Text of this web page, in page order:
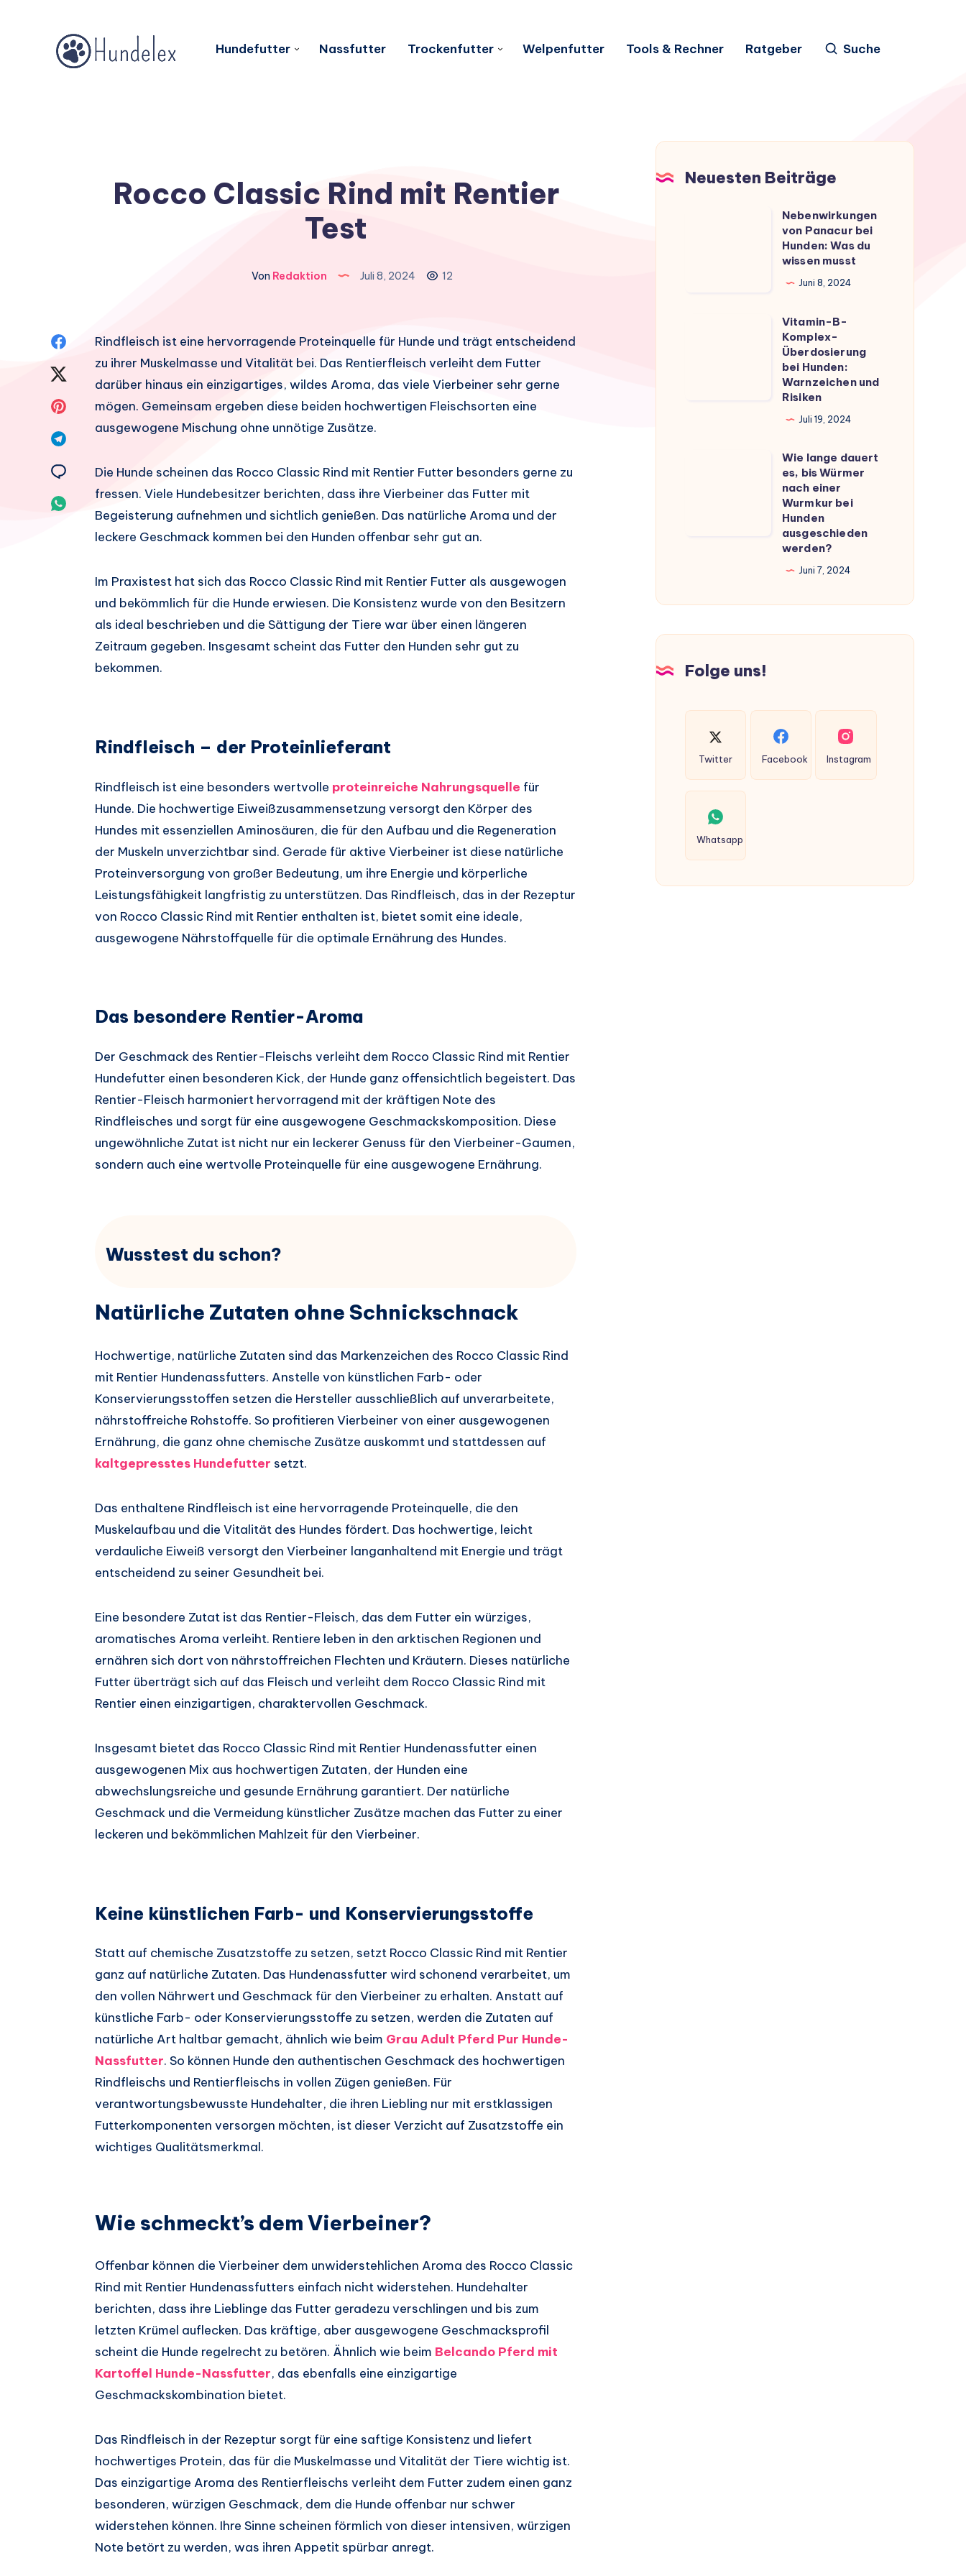
Hundefutter Nassfutter Trockenfutter Welpenfutter Tools & Rechner Ratgeber Suche
Rocco Classic Rind mit Rentier
Test
Von Redaktion Juli 8, 2024 12
Facebook
Twitter
teilen.
Pinterest
Telegram
teilen.
Email
teilen.
Whatsapp
Rindfleisch ist eine hervorragende Proteinquelle für Hunde und trägt entscheidend
zu ihrer Muskelmasse und Vitalität bei. Das Rentierfleisch verleiht dem Futter
darüber hinaus ein einzigartiges, wildes Aroma, das viele Vierbeiner sehr gerne
mögen. Gemeinsam ergeben diese beiden hochwertigen Fleischsorten eine
ausgewogene Mischung ohne unnötige Zusätze.
Die Hunde scheinen das Rocco Classic Rind mit Rentier Futter besonders gerne zu
fressen. Viele Hundebesitzer berichten, dass ihre Vierbeiner das Futter mit
Begeisterung aufnehmen und sichtlich genießen. Das natürliche Aroma und der
leckere Geschmack kommen bei den Hunden offenbar sehr gut an.
Im Praxistest hat sich das Rocco Classic Rind mit Rentier Futter als ausgewogen
und bekömmlich für die Hunde erwiesen. Die Konsistenz wurde von den Besitzern
als ideal beschrieben und die Sättigung der Tiere war über einen längeren
Zeitraum gegeben. Insgesamt scheint das Futter den Hunden sehr gut zu
bekommen.
Rindfleisch – der Proteinlieferant
Rindfleisch ist eine besonders wertvolle proteinreiche Nahrungsquelle für
Hunde. Die hochwertige Eiweißzusammensetzung versorgt den Körper des
Hundes mit essenziellen Aminosäuren, die für den Aufbau und die Regeneration
der Muskeln unverzichtbar sind. Gerade für aktive Vierbeiner ist diese natürliche
Proteinversorgung von großer Bedeutung, um ihre Energie und körperliche
Leistungsfähigkeit langfristig zu unterstützen. Das Rindfleisch, das in der Rezeptur
von Rocco Classic Rind mit Rentier enthalten ist, bietet somit eine ideale,
ausgewogene Nährstoffquelle für die optimale Ernährung des Hundes.
Das besondere Rentier-Aroma
Der Geschmack des Rentier-Fleischs verleiht dem Rocco Classic Rind mit Rentier
Hundefutter einen besonderen Kick, der Hunde ganz offensichtlich begeistert. Das
Rentier-Fleisch harmoniert hervorragend mit der kräftigen Note des
Rindfleisches und sorgt für eine ausgewogene Geschmackskomposition. Diese
ungewöhnliche Zutat ist nicht nur ein leckerer Genuss für den Vierbeiner-Gaumen,
sondern auch eine wertvolle Proteinquelle für eine ausgewogene Ernährung.
Wusstest du schon?
Natürliche Zutaten ohne Schnickschnack
Hochwertige, natürliche Zutaten sind das Markenzeichen des Rocco Classic Rind
mit Rentier Hundenassfutters. Anstelle von künstlichen Farb- oder
Konservierungsstoffen setzen die Hersteller ausschließlich auf unverarbeitete,
nährstoffreiche Rohstoffe. So profitieren Vierbeiner von einer ausgewogenen
Ernährung, die ganz ohne chemische Zusätze auskommt und stattdessen auf
kaltgepresstes Hundefutter setzt.
Das enthaltene Rindfleisch ist eine hervorragende Proteinquelle, die den
Muskelaufbau und die Vitalität des Hundes fördert. Das hochwertige, leicht
verdauliche Eiweiß versorgt den Vierbeiner langanhaltend mit Energie und trägt
entscheidend zu seiner Gesundheit bei.
Eine besondere Zutat ist das Rentier-Fleisch, das dem Futter ein würziges,
aromatisches Aroma verleiht. Rentiere leben in den arktischen Regionen und
ernähren sich dort von nährstoffreichen Flechten und Kräutern. Dieses natürliche
Futter überträgt sich auf das Fleisch und verleiht dem Rocco Classic Rind mit
Rentier einen einzigartigen, charaktervollen Geschmack.
Insgesamt bietet das Rocco Classic Rind mit Rentier Hundenassfutter einen
ausgewogenen Mix aus hochwertigen Zutaten, der Hunden eine
abwechslungsreiche und gesunde Ernährung garantiert. Der natürliche
Geschmack und die Vermeidung künstlicher Zusätze machen das Futter zu einer
leckeren und bekömmlichen Mahlzeit für den Vierbeiner.
Keine künstlichen Farb- und Konservierungsstoffe
Statt auf chemische Zusatzstoffe zu setzen, setzt Rocco Classic Rind mit Rentier
ganz auf natürliche Zutaten. Das Hundenassfutter wird schonend verarbeitet, um
den vollen Nährwert und Geschmack für den Vierbeiner zu erhalten. Anstatt auf
künstliche Farb- oder Konservierungsstoffe zu setzen, werden die Zutaten auf
natürliche Art haltbar gemacht, ähnlich wie beim Grau Adult Pferd Pur Hunde-
Nassfutter. So können Hunde den authentischen Geschmack des hochwertigen
Rindfleischs und Rentierfleischs in vollen Zügen genießen. Für
verantwortungsbewusste Hundehalter, die ihren Liebling nur mit erstklassigen
Futterkomponenten versorgen möchten, ist dieser Verzicht auf Zusatzstoffe ein
wichtiges Qualitätsmerkmal.
Wie schmeckt’s dem Vierbeiner?
Offenbar können die Vierbeiner dem unwiderstehlichen Aroma des Rocco Classic
Rind mit Rentier Hundenassfutters einfach nicht widerstehen. Hundehalter
berichten, dass ihre Lieblinge das Futter geradezu verschlingen und bis zum
letzten Krümel auflecken. Das kräftige, aber ausgewogene Geschmacksprofil
scheint die Hunde regelrecht zu betören. Ähnlich wie beim Belcando Pferd mit
Kartoffel Hunde-Nassfutter, das ebenfalls eine einzigartige
Geschmackskombination bietet.
Das Rindfleisch in der Rezeptur sorgt für eine saftige Konsistenz und liefert
hochwertiges Protein, das für die Muskelmasse und Vitalität der Tiere wichtig ist.
Das einzigartige Aroma des Rentierfleischs verleiht dem Futter zudem einen ganz
besonderen, würzigen Geschmack, dem die Hunde offenbar nur schwer
widerstehen können. Ihre Sinne scheinen förmlich von dieser intensiven, würzigen
Note betört zu werden, was ihren Appetit spürbar anregt.
Neuesten Beiträge
Nebenwirkungen
von Panacur bei
Hunden: Was du
wissen musst
Juni 8, 2024
Vitamin-B-
Komplex-
Überdosierung
bei Hunden:
Warnzeichen und
Risiken
Juli 19, 2024
Hunden
ausgeschieden
Wie lange dauert
es, bis Würmer
nach einer
Wurmkur bei
Hunden
ausgeschieden
werden?
Juni 7, 2024
Folge uns!
Twitter Facebook Instagram
Whatsapp